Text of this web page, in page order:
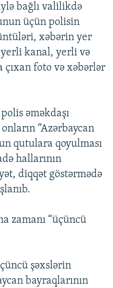
bağlı valilikdə
üçün polisin
xəbərin yer
yerli kanal, yerli və
foto və xəbərlər
əməkdaşı
“Azərbaycan
qutulara qoyulması
hallarının
diqqət göstərmədə
zamanı “üçüncü
şəxslərin
bayraqlarının